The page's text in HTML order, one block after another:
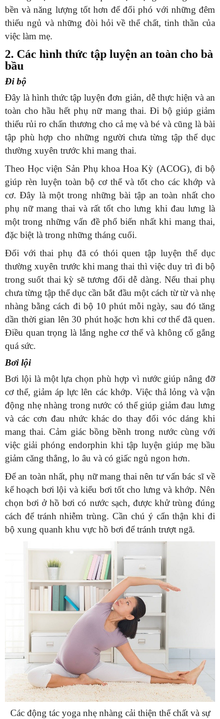
bền và năng lượng tốt hơn để đối phó với những đêm
thiếu ngủ và những đòi hỏi về thể chất, tinh thần của
việc làm mẹ.
2. Các hình thức tập luyện an toàn cho bà
bầu
Đi bộ
Đây là hình thức tập luyện đơn giản, dễ thực hiện và an
toàn cho hầu hết phụ nữ mang thai. Đi bộ giúp giảm
thiểu rủi ro chấn thương cho cả mẹ và bé và cũng là bài
tập phù hợp cho những người chưa từng tập thể dục
thường xuyên trước khi mang thai.
Theo Học viện Sản Phụ khoa Hoa Kỳ (ACOG), đi bộ
giúp rèn luyện toàn bộ cơ thể và tốt cho các khớp và
cơ. Đây là một trong những bài tập an toàn nhất cho
phụ nữ mang thai và rất tốt cho lưng khi đau lưng là
một trong những vấn đề phổ biến nhất khi mang thai,
đặc biệt là trong những tháng cuối.
Đối với thai phụ đã có thói quen tập luyện thể dục
thường xuyên trước khi mang thai thì việc duy trì đi bộ
trong suốt thai kỳ sẽ tương đối dễ dàng. Nếu thai phụ
chưa từng tập thể dục cần bắt đầu một cách từ từ và nhẹ
nhàng bằng cách đi bộ 10 phút mỗi ngày, sau đó tăng
dần thời gian lên 30 phút hoặc hơn khi cơ thể đã quen.
Điều quan trọng là lắng nghe cơ thể và không cố gắng
quá sức.
Bơi lội
Bơi lội là một lựa chọn phù hợp vì nước giúp nâng đỡ
cơ thể, giảm áp lực lên các khớp. Việc thả lỏng và vận
động nhẹ nhàng trong nước có thể giúp giảm đau lưng
và các cơn đau nhức khác do thay đổi vóc dáng khi
mang thai. Cảm giác bồng bềnh trong nước cùng với
việc giải phóng endorphin khi tập luyện giúp mẹ bầu
giảm căng thẳng, lo âu và có giấc ngủ ngon hơn.
Để an toàn nhất, phụ nữ mang thai nên tư vấn bác sĩ về
kế hoạch bơi lội và kiểu bơi tốt cho lưng và khớp. Nên
chọn bơi ở hồ bơi có nước sạch, được khử trùng đúng
cách để tránh nhiễm trùng. Cần chú ý cẩn thận khi đi
bộ xung quanh khu vực hồ bơi để tránh trượt ngã.
Các động tác yoga nhẹ nhàng cải thiện thể chất và sự